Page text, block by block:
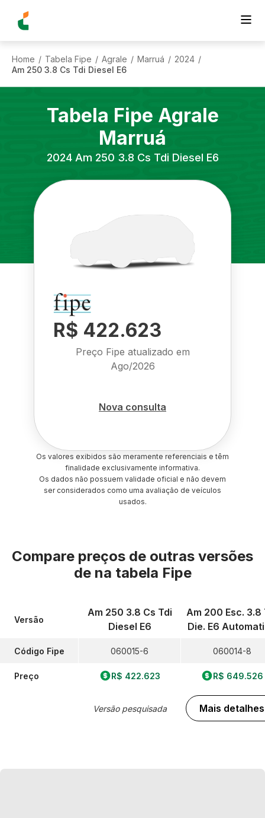
Home / Tabela Fipe / Agrale / Marruá / 2024 /
Am 250 3.8 Cs Tdi Diesel E6
Tabela Fipe Agrale
Marruá
2024 Am 250 3.8 Cs Tdi Diesel E6
R$ 422.623
Preço Fipe atualizado em
Ago/2026
Nova consulta
Os valores exibidos são meramente referenciais e têm
finalidade exclusivamente informativa.
Os dados não possuem validade oficial e não devem
ser considerados como uma avaliação de veículos
usados.
Compare preços de outras versões
de na tabela Fipe
Versão
Código Fipe
Preço
Am 250 3.8 Cs Tdi
Diesel E6
060015-6
R$ 422.623
Versão pesquisada
Am 200 Esc. 3.8
Die. E6
060014-8
R$ 649.526
Mais detalhes